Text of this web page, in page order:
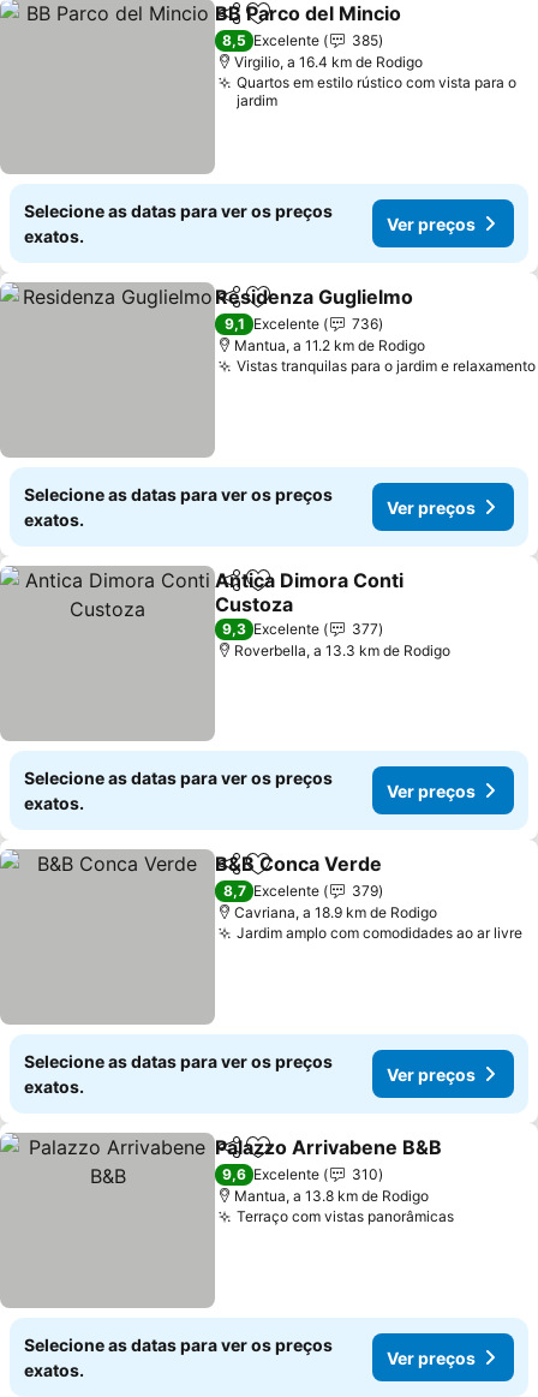
PartilharAdicionar aos favoritos
BB Parco del Mincio
8,5 Excelente
385
Virgilio, a 16.4 km de Rodigo
Quartos em estilo rústico com vista para o
jardim
Selecione as datas para ver os preços
exatos.
Ver preços
PartilharAdicionar aos favoritos
Residenza Guglielmo
9,1 Excelente
736
Mantua, a 11.2 km de Rodigo
Vistas tranquilas para o jardim e relaxamento
Selecione as datas para ver os preços
exatos.
Ver preços
PartilharAdicionar aos favoritos
Antica Dimora Conti
Custoza
9,3 Excelente
377
Roverbella, a 13.3 km de Rodigo
Selecione as datas para ver os preços
exatos.
Ver preços
PartilharAdicionar aos favoritos
B&B Conca Verde
8,7 Excelente
379
Cavriana, a 18.9 km de Rodigo
Jardim amplo com comodidades ao ar livre
Selecione as datas para ver os preços
exatos.
Ver preços
PartilharAdicionar aos favoritos
Palazzo Arrivabene B&B
9,6 Excelente
310
Mantua, a 13.8 km de Rodigo
Terraço com vistas panorâmicas
Selecione as datas para ver os preços
exatos.
Ver preços